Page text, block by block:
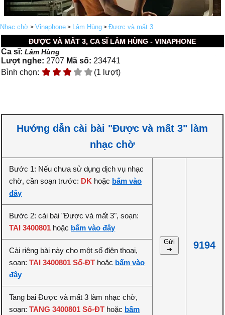
Nhạc chờ > Vinaphone > Lâm Hùng > Được và mất 3
ĐƯỢC VÀ MẤT 3, CA SĨ LÂM HÙNG - VINAPHONE
Ca sĩ:Lâm Hùng
Lượt nghe: 2707 Mã số: 234741
Bình chọn:
(1 lượt)
Hướng dẫn cài bài "Được và mất 3" làm
nhạc chờ
Bước 1: Nếu chưa sử dụng dịch vụ nhạc
chờ, cần soạn trước: DK hoặc bấm vào
đây
Gửi
➔
9194
Bước 2: cài bài "Được và mất 3", soạn:
TAI 3400801 hoặc bấm vào đây
Cài riêng bài này cho một số điện thoại,
soạn:TAI 3400801 Số-ĐT hoặc bấm vào
đây
Tang bai Được và mất 3 làm nhạc chờ,
soạn:TANG 3400801 Số-ĐT hoặc bấm